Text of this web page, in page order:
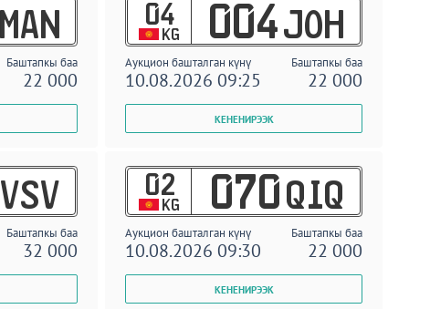
MAN
Баштапкы баа
22 000
04
KG 004 JOH
Аукцион башталган күнү Баштапкы баа
10.08.2026 09:25 22 000
VSV
Баштапкы баа
32 000
02
KG 070 QIQ
Аукцион башталган күнү Баштапкы баа
10.08.2026 09:30 22 000